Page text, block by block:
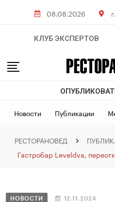
08.08.2026
КЛУБ ЭКСПЕРТОВ
Новости Публикации
РЕСТОРАНОВЕД
Гастробар Leveldva,
НОВОСТИ 12.11.2024